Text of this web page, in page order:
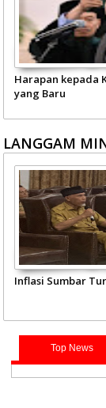
Harapan kepada
yang Baru
LANGGAM
Inflasi Sumbar
Top News